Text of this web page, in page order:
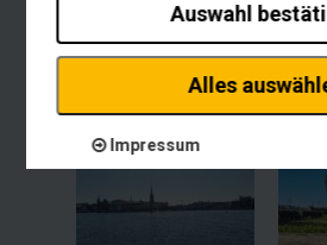
Auswahl
Alles
Impressum